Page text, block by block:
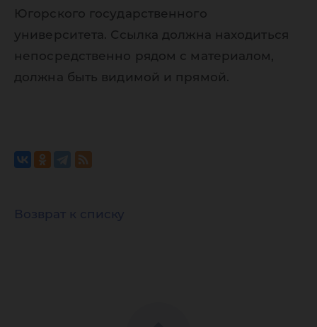
Югорского государственного
университета. Ссылка должна находиться
непосредственно рядом с материалом,
должна быть видимой и прямой.
Возврат к списку